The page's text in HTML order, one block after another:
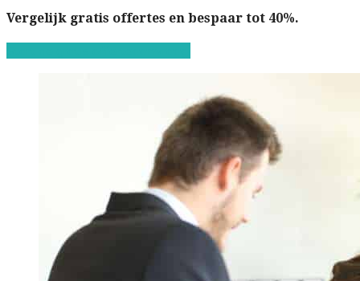
Vergelijk gratis offertes en bespaar tot 40%.